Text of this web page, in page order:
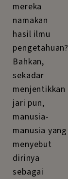
mereka
namakan
hasil ilmu
pengetahuan?
Bahkan,
sekadar
menjentikkan
jari pun,
manusia-
manusia yang
menyebut
dirinya
sebagai